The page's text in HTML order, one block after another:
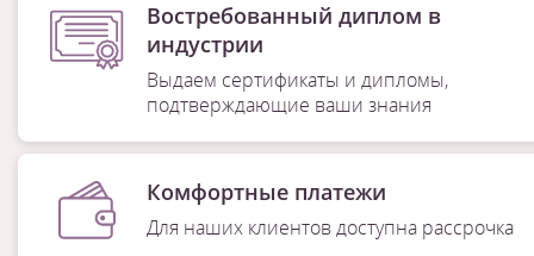
Востребованный диплом в
индустрии
Выдаем сертификаты и дипломы,
подтверждающие ваши знания
Комфортные платежи
Для наших клиентов доступна рассрочка